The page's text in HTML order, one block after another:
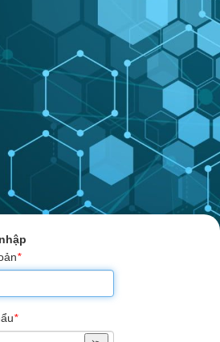
*
*